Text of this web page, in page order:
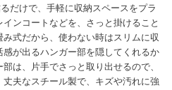
だけで、手軽に収納スペースをプラ
ンコートなどを、さっと掛けること
式だから、使わない時はスリムに収
が出るハンガー部を隠してくれるか
は、片手でさっと取り出せるので、
夫なスチール製で、キズや汚れに強